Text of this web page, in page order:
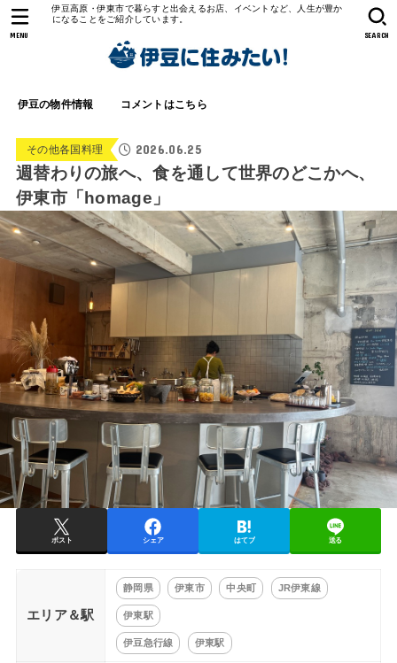
伊豆高原・伊東市で暮らすと出会えるお店、イベントなど、人生が豊か
になることをご紹介しています。
伊豆の物件情報 コメントはこちら
SEARCH
MENU
その他各国料理 2026.06.25
週替わりの旅へ、食を通して世界のどこかへ、
伊東市「homage」
ポスト シェア はてブ 送る
エリア＆駅
静岡県 伊東市 中央町 JR伊東線
伊東駅
伊豆急行線 伊東駅